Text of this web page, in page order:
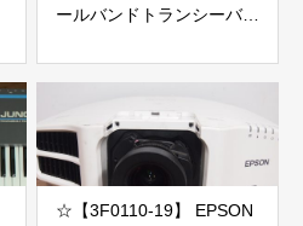
ールバンドトランシーバー
ジャンク
☆【3F0110-19】 EPSON